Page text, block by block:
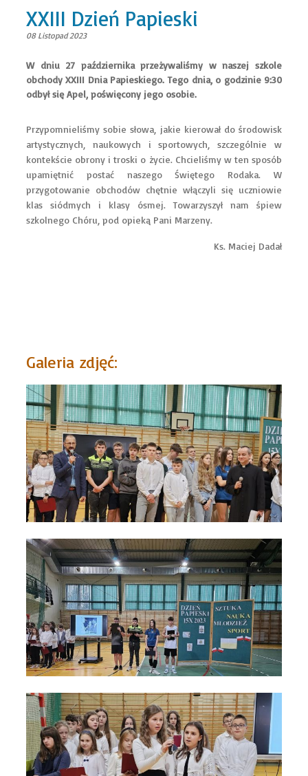
XXIII Dzień Papieski
08 Listopad 2023
W dniu 27 października przeżywaliśmy w naszej szkole
obchody XXIII Dnia Papieskiego. Tego dnia, o godzinie 9:30
odbył się Apel, poświęcony jego osobie.
Przypomnieliśmy sobie słowa, jakie kierował do środowisk
artystycznych, naukowych i sportowych, szczególnie w
kontekście obrony i troski o życie. Chcieliśmy w ten sposób
upamiętnić postać naszego Świętego Rodaka. W
przygotowanie obchodów chętnie włączyli się uczniowie
klas siódmych i klasy ósmej. Towarzyszył nam śpiew
szkolnego Chóru, pod opieką Pani Marzeny.
Ks. Maciej Dadał
Galeria zdjęć: